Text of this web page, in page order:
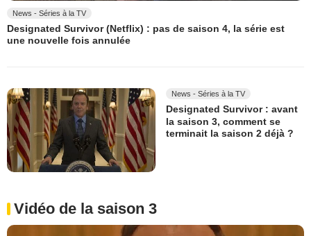
News - Séries à la TV
Designated Survivor (Netflix) : pas de saison 4, la série est
une nouvelle fois annulée
News - Séries à la TV
Designated Survivor : avant
la saison 3, comment se
terminait la saison 2 déjà ?
Vidéo de la saison 3